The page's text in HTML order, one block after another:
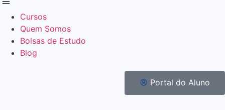
Cursos
Quem Somos
Bolsas de Estudo
Blog
Portal do Aluno